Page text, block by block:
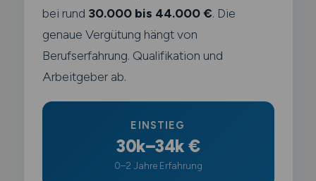
bei rund 30.000 bis 44.000 €. Die
genaue Vergütung hängt von
Berufserfahrung. Qualifikation und
Arbeitgeber ab.
EINSTIEG
30k–34k €
0–2 Jahre Erfahrung